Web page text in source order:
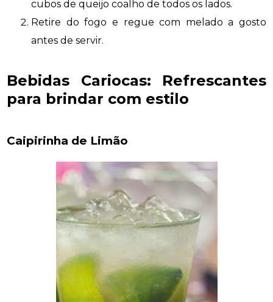
cubos de queijo coalho de todos os lados.
Retire do fogo e regue com melado a gosto
antes de servir.
Bebidas Cariocas: Refrescantes
para brindar com estilo
Caipirinha de Limão